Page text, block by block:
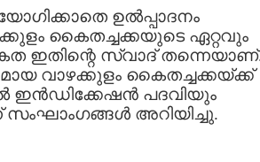
ഉല്‍പ്പാദനം
കൈതച്ചക്കയുടെ ഏറ്റവും
ഇതിന്റെ സ്വാദ്‌
വാഴക്കുളം കൈതച്ചക്കയ്ക്ക്
ഇന്‍ഡിക്കേഷന്‍ പദവിയും
സംഘാംഗങ്ങള്‍ അറിയിച്ചു.